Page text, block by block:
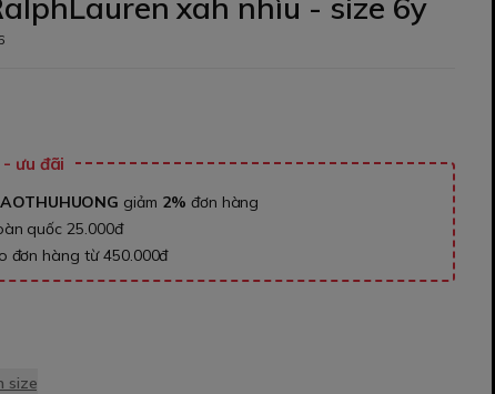
ưu đãi
giảm 2% đơn hàng
quốc 25.000đ
đơn hàng từ 450.000đ
size